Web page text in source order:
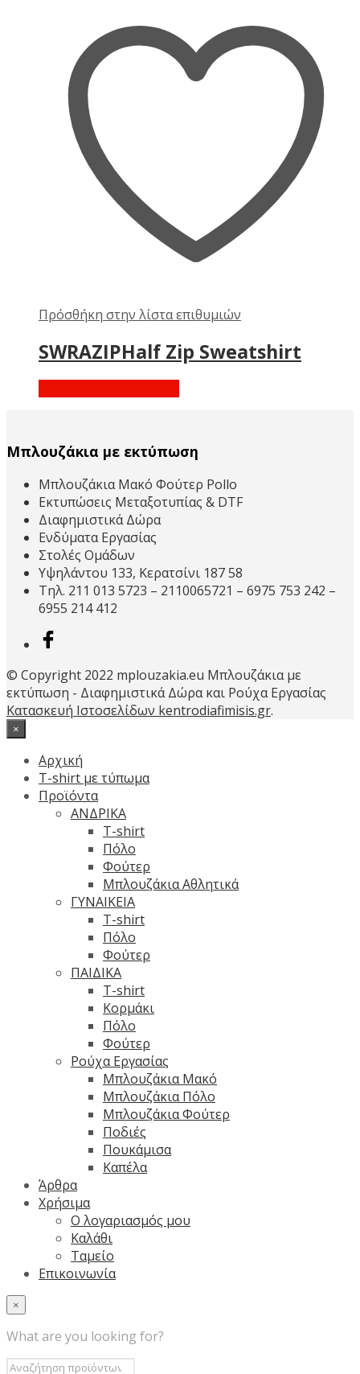
Πρόσθήκη στην λίστα επιθυμιών
SWRAZIPHalf Zip Sweatshirt
Μπλουζάκια με εκτύπωση
Μπλουζάκια Μακό Φούτερ Pollo
Εκτυπώσεις Μεταξοτυπίας & DTF
Διαφημιστικά Δώρα
Ενδύματα Εργασίας
Στολές Ομάδων
Υψηλάντου 133, Κερατσίνι 187 58
Τηλ. 211 013 5723 – 2110065721 – 6975 753 242 –
6955 214 412
© Copyright 2022 mplouzakia.eu Μπλουζάκια με
εκτύπωση - Διαφημιστικά Δώρα και Ρούχα Εργασίας
Κατασκευή Ιστοσελίδων kentrodiafimisis.gr.
×
Αρχική
T-shirt με τύπωμα
Προϊόντα
ΑΝΔΡΙΚΑ
T-shirt
Πόλο
Φούτερ
Μπλουζάκια Αθλητικά
ΓΥΝΑΙΚΕΙΑ
T-shirt
Πόλο
Φούτερ
ΠΑΙΔΙΚΑ
T-shirt
Κορμάκι
Πόλο
Φούτερ
Ρούχα Εργασίας
Μπλουζάκια Μακό
Μπλουζάκια Πόλο
Μπλουζάκια Φούτερ
Ποδιές
Πουκάμισα
Καπέλα
Άρθρα
Χρήσιμα
Ο λογαριασμός μου
Καλάθι
Ταμείο
Επικοινωνία
×
What are you looking for?